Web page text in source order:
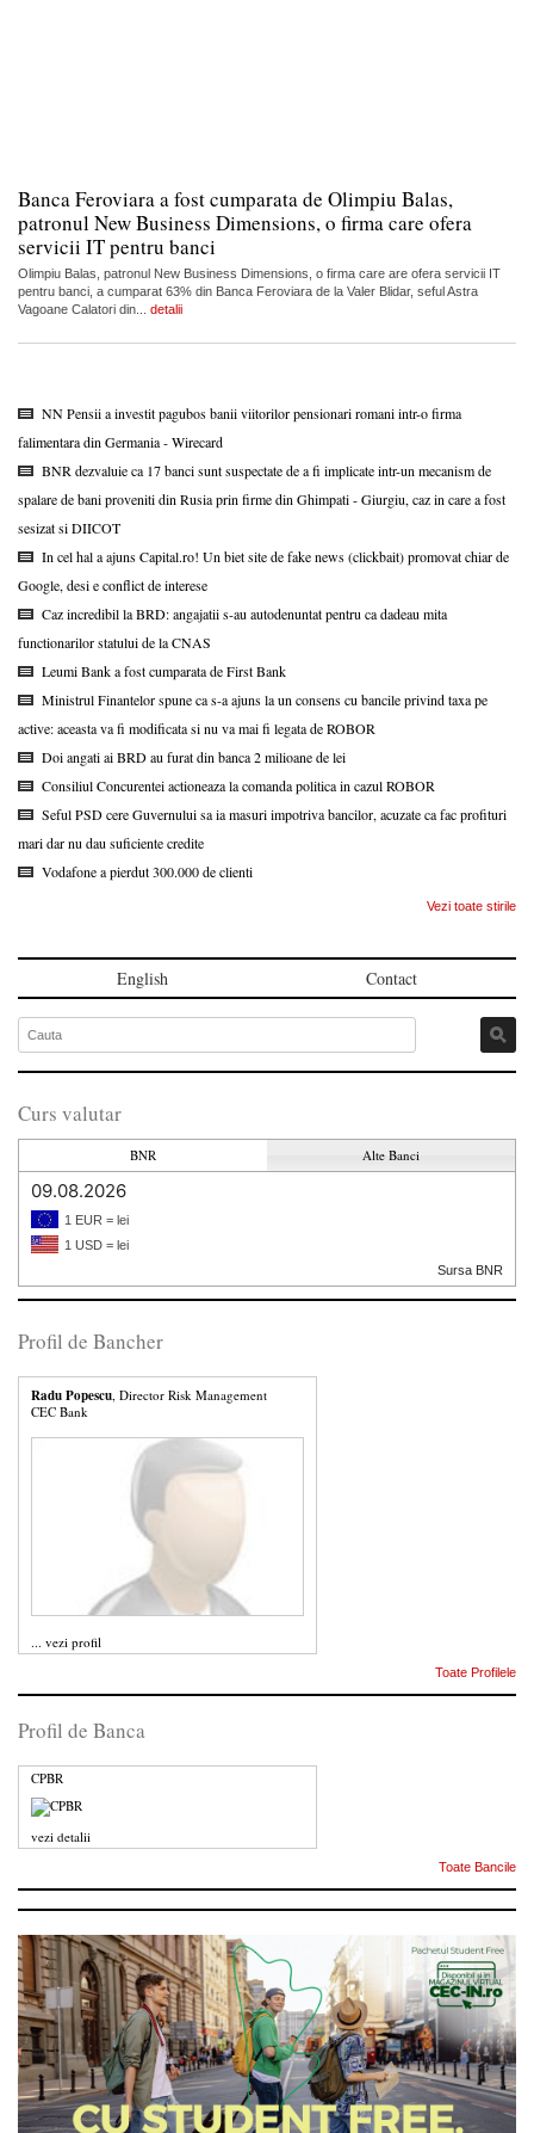
Banca Feroviara a fost cumparata de Olimpiu Balas,
patronul New Business Dimensions, o firma care ofera
servicii IT pentru banci
Olimpiu Balas, patronul New Business Dimensions, o firma care are ofera servicii IT
pentru banci, a cumparat 63% din Banca Feroviara de la Valer Blidar, seful Astra
Vagoane Calatori din... detalii
NN Pensii a investit pagubos banii viitorilor pensionari romani intr-o firma
falimentara din Germania - Wirecard
BNR dezvaluie ca 17 banci sunt suspectate de a fi implicate intr-un mecanism de
spalare de bani proveniti din Rusia prin firme din Ghimpati - Giurgiu, caz in care a fost
sesizat si DIICOT
In cel hal a ajuns Capital.ro! Un biet site de fake news (clickbait) promovat chiar de
Google, desi e conflict de interese
Caz incredibil la BRD: angajatii s-au autodenuntat pentru ca dadeau mita
functionarilor statului de la CNAS
Leumi Bank a fost cumparata de First Bank
Ministrul Finantelor spune ca s-a ajuns la un consens cu bancile privind taxa pe
active: aceasta va fi modificata si nu va mai fi legata de ROBOR
Doi angati ai BRD au furat din banca 2 milioane de lei
Consiliul Concurentei actioneaza la comanda politica in cazul ROBOR
Seful PSD cere Guvernului sa ia masuri impotriva bancilor, acuzate ca fac profituri
mari dar nu dau suficiente credite
Vodafone a pierdut 300.000 de clienti
Vezi toate stirile
English Contact
Curs valutar
BNR Alte Banci
09.08.2026
1 EUR = lei
1 USD = lei
Sursa BNR
Profil de Bancher
Radu Popescu , Director Risk Management
CEC Bank
... vezi profil
Toate Profilele
Profil de Banca
CPBR
vezi detalii
Toate Bancile